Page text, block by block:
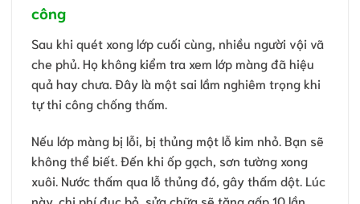
công
Sau khi quét xong lớp cuối cùng, nhiều người vội vã
che phủ. Họ không kiểm tra xem lớp màng đã hiệu
quả hay chưa. Đây là một sai lầm nghiêm trọng khi
tự thi công chống thấm.
Nếu lớp màng bị lỗi, bị thủng một lỗ kim nhỏ. Bạn sẽ
không thể biết. Đến khi ốp gạch, sơn tường xong
xuôi. Nước thấm qua lỗ thủng đó, gây thấm dột. Lúc
này, chi phí đục bỏ, sửa chữa sẽ tăng gấp 10 lần.